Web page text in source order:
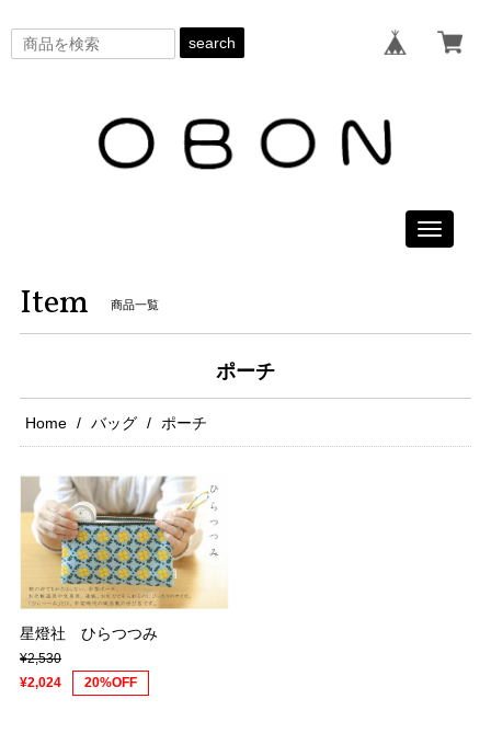
search
Toggle
Item 商品一覧
ポーチ
Home バッグ ポーチ
星燈社 ひらつつみ
¥2,530
¥2,024
20%OFF